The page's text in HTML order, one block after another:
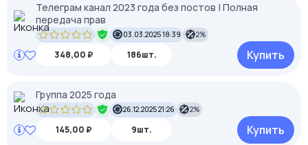
Телеграм канал 2023 года без постов | Полная
передача прав
03.03.2025 18:39 2%
348,00 ₽ 186шт. Купить
Группа 2025 года
26.12.2025 21:26 2%
145,00 ₽ 9шт. Купить